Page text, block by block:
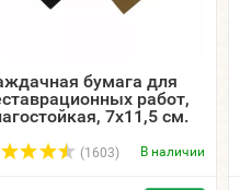
бумага для
работ,
7х11,5 см.
(1603) В наличии